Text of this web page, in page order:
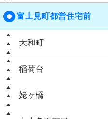
富士見町都営住宅前
大和町
稲荷台
姥ヶ橋